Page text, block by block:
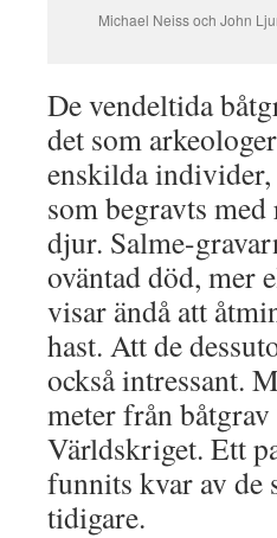
Michael Neiss och John
De vendeltida
det som
enskilda
som begravts
djur. Salme-
oväntad död, mer
visar ändå att
hast. Att de
också intressant.
meter från
Världskriget. Ett
funnits kvar av
tidigare.